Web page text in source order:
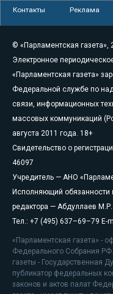
Контакты Реклама
© «Парламентская газета»,
Электронное
«Парламентская газета»
Федеральной службе по
связи, информационных
массовых коммуникаций
августа 2011 года. 18+
Свидетельство о
46097
Учредитель — АНО
Исполняющий обязанности
редактора — Абдуллаев М.Р.
Тел.: +7 (495) 637–69–79 E-
«Парламентская газета» -
Федерального Собрания
газеты - Государственная
публикатор федеральных
законов и актов палат